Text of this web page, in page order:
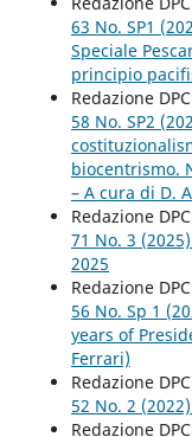
63 No. SP1
Speciale
principio
Redazione
58 No. SP2
biocentrismo.
– A cura di D.
Redazione
71 No. 3
2025
Redazione
56 No. Sp 1
years of
Ferrari)
Redazione
52 No. 2
Redazione